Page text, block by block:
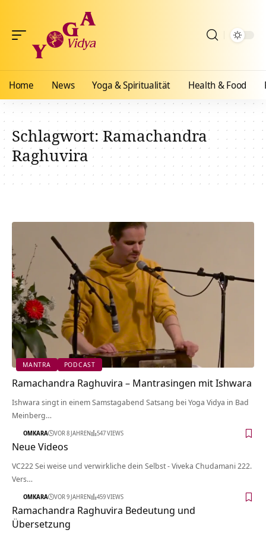
Home News Yoga & Spiritualität Health & Food
Schlagwort:Ramachandra
Raghuvira
MANTRA PODCAST
Ramachandra Raghuvira – Mantrasingen mit Ishwara
Ishwara singt in einem Samstagabend Satsang bei Yoga Vidya in Bad
Meinberg…
OMKARA VOR 8 JAHREN 547 VIEWS
Neue Videos
VC222 Sei weise und verwirkliche dein Selbst - Viveka Chudamani 222.
Vers…
OMKARA VOR 9 JAHREN 459 VIEWS
Ramachandra Raghuvira Bedeutung und
Übersetzung